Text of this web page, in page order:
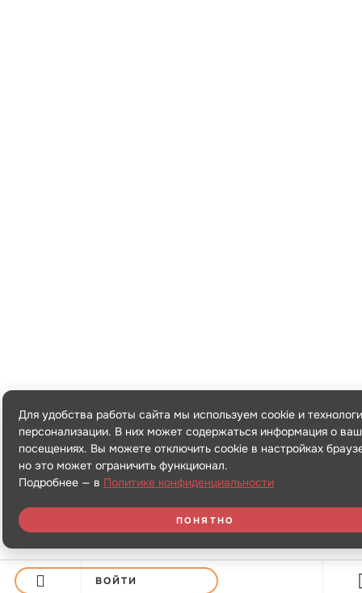
ВОЙТИ
Для удобства работы сайта мы используем cookie и
персонализации. В них может содержаться информация о
посещениях. Вы можете отключить cookie в настройках
но это может ограничить функционал.
Подробнее — в Политике конфиденциальности
ПОНЯТНО